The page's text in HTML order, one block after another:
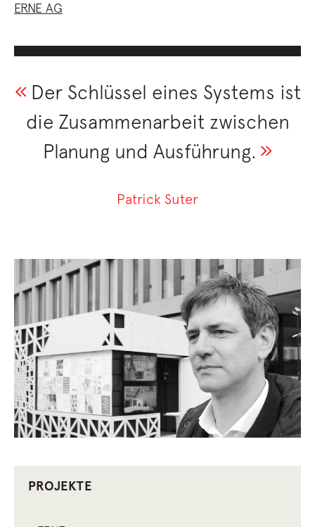
ERNE AG
Der Schlüssel eines Systems ist
die Zusammenarbeit zwischen
Planung und Ausführung.
Patrick Suter
PROJEKTE